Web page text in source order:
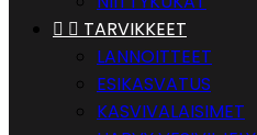
  TARVIKKEET
LANNOITTEET
ESIKASVATUS
KASVIVALAISIMET